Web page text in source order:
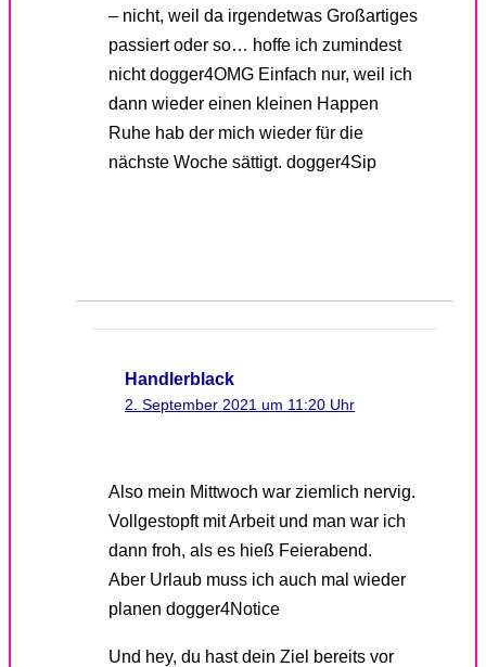
– nicht, weil da irgendetwas Großartiges
passiert oder so… hoffe ich zumindest
nicht dogger4OMG Einfach nur, weil ich
dann wieder einen kleinen Happen
Ruhe hab der mich wieder für die
nächste Woche sättigt. dogger4Sip
Handlerblack
2. September 2021 um 11:20 Uhr
Also mein Mittwoch war ziemlich nervig.
Vollgestopft mit Arbeit und man war ich
dann froh, als es hieß Feierabend.
Aber Urlaub muss ich auch mal wieder
planen dogger4Notice
Und hey, du hast dein Ziel bereits vor